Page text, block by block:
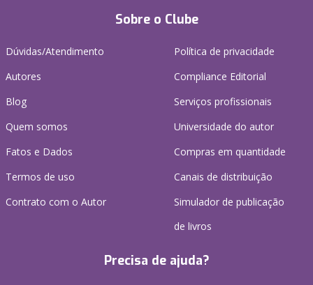
Sobre o Clube
Dúvidas/Atendimento
Autores
Blog
Quem somos
Fatos e Dados
Termos de uso
Contrato com o Autor
Política de privacidade
Compliance Editorial
Serviços profissionais
Universidade do autor
Compras em quantidade
Canais de distribuição
Simulador de publicação
de livros
Precisa de ajuda?